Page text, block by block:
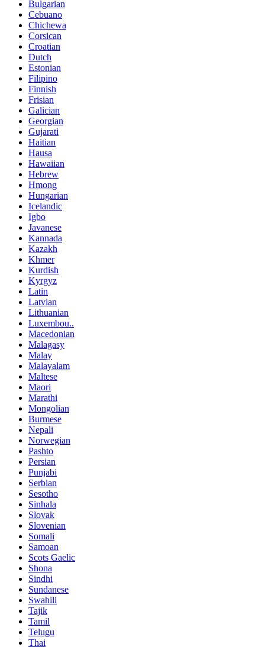
Bulgarian
Cebuano
Chichewa
Corsican
Croatian
Dutch
Estonian
Filipino
Finnish
Frisian
Galician
Georgian
Gujarati
Haitian
Hausa
Hawaiian
Hebrew
Hmong
Hungarian
Icelandic
Igbo
Javanese
Kannada
Kazakh
Khmer
Kurdish
Kyrgyz
Latin
Latvian
Lithuanian
Luxembou..
Macedonian
Malagasy
Malay
Malayalam
Maltese
Maori
Marathi
Mongolian
Burmese
Nepali
Norwegian
Pashto
Persian
Punjabi
Serbian
Sesotho
Sinhala
Slovak
Slovenian
Somali
Samoan
Scots Gaelic
Shona
Sindhi
Sundanese
Swahili
Tajik
Tamil
Telugu
Thai